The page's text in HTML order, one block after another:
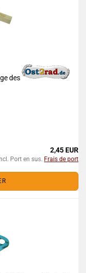
des
2,45 EUR
Port en sus. Frais de port